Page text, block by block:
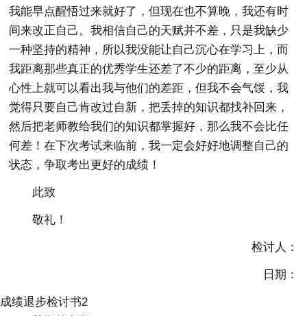
我能早点醒悟过来就好了，但现在也不算晚，我还有时
间来改正自己。我相信自己的天赋并不差，只是我缺少
一种坚持的精神，所以我没能让自己沉心在学习上，而
我距离那些真正的优秀学生还差了不少的距离，至少从
心性上就可以看出我与他们的差距，但我不会气馁，我
觉得只要自己肯改过自新，把丢掉的知识都找补回来，
然后把老师教给我们的知识都掌握好，那么我不会比任
何差！在下次考试来临前，我一定会好好地调整自己的
状态，争取考出更好的成绩！
此致
敬礼！
检讨人：
日期：
成绩退步检讨书2